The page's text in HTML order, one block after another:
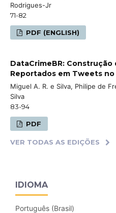
Rodrigues-Jr
71-82
PDF (ENGLISH)
DataCrimeBR:
Reportados em Tweets no
Miguel A. R. e Silva, Philipe de
Silva
83-94
PDF
VER TODAS AS EDIÇÕES
IDIOMA
Português (Brasil)